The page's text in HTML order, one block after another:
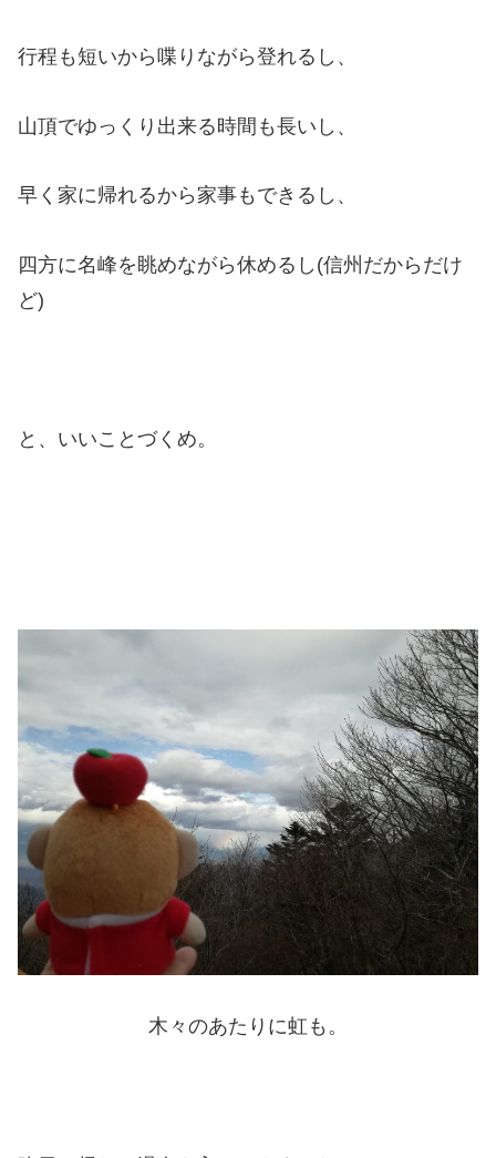
行程も短いから喋りながら登れるし、
山頂でゆっくり出来る時間も長いし、
早く家に帰れるから家事もできるし、
四方に名峰を眺めながら休めるし(信州だからだけ
ど)
と、いいことづくめ。
木々のあたりに虹も。